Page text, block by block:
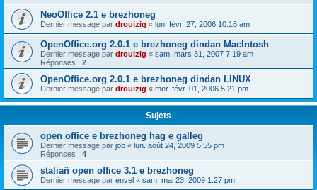
NeoOffice 2.1 e brezhoneg
Dernier message par drouizig « lun. févr. 27, 2006 10:16 am
OpenOffice.org 2.0.1 e brezhoneg dindan MacIntosh
Dernier message par drouizig « sam. mars 31, 2007 7:19 am
Réponses : 2
OpenOffice.org 2.0.1 e brezhoneg dindan LINUX
Dernier message par drouizig « mer. févr. 01, 2006 5:21 pm
Sujets
open office e brezhoneg hag e galleg
Dernier message par job « lun. août 24, 2009 5:55 pm
Réponses : 4
staliañ open office 3.1 e brezhoneg
Dernier message par envel « sam. mai 23, 2009 1:27 pm